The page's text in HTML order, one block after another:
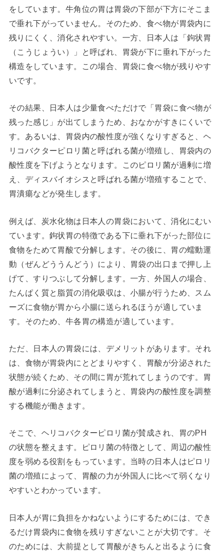
をしています。牛角位の胃は胃袋の下部が下方にそこま
で垂れ下がっていません。そのため、食べ物が胃袋内に
残りにくく、消化されやすい。一方、日本人は「鉤状胃
（こうじょうい）」と呼ばれ、胃袋が下に垂れ下がった
構造をしています。この場合、胃袋に食べ物が残りやす
いです。
その結果、日本人は少量食べただけで「胃袋に食べ物が
残った感じ」が出てしまうため、おなかがすきにくいで
す。あるいは、胃袋内の酸性度が強くなりすぎると、ヘ
リコバクターピロリ菌と呼ばれる菌が増殖し、胃袋内の
酸性度を下げようとなります。このピロリ菌が過剰に増
え、ディスバイオシスと呼ばれる菌が増殖することで、
胃潰瘍などが発生します。
例えば、炭水化物は日本人の胃袋において、消化にむい
ています。鉤状胃の特徴である下に垂れ下がった部位に
食物をためて胃酸で分解します。その後に、胃の蠕動運
動（ぜんどううんどう）により、胃袋の出口まで押し上
げて、すりつぶして分解します。一方、外国人の場合、
たんぱく質と脂質の消化吸収は、小腸が行うため、スム
ーズに食物が胃から小腸に送られるほうが適していま
す。そのため、牛各胃の構造が適しています。
ただ、日本人の胃袋には、デメリットがあります。それ
は、食物が胃袋内にとどまりやすく、胃酸が分泌された
状態が続くため、その間に胃が荒れてしまうのです。胃
酸が過剰に分泌されてしまうと、胃袋内の酸性度を調整
する機能が働きます。
そこで、ヘリコバクターピロリ菌が賛成され、胃のPH
の状態を整えます。ピロリ菌の特徴として、周辺の酸性
度を弱める役割をもっています。当時の日本人はピロリ
菌の増殖によって、胃酸の力が外国人に比べて弱くなり
やすいとわかっています。
日本人が胃に負担をかねないようにするためには、でき
るだけ胃袋内に食物を残りすぎないことが大切です。そ
のためには、大前提として胃酸がきちんと出るように食